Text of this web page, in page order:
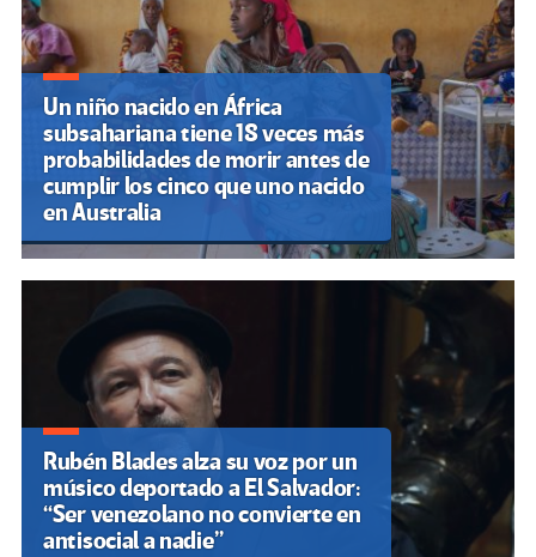
Un niño nacido en África
subsahariana tiene 18 veces más
probabilidades de morir antes de
cumplir los cinco que uno nacido
en Australia
Rubén Blades alza su voz por un
músico deportado a El Salvador:
“Ser venezolano no convierte en
antisocial a nadie”